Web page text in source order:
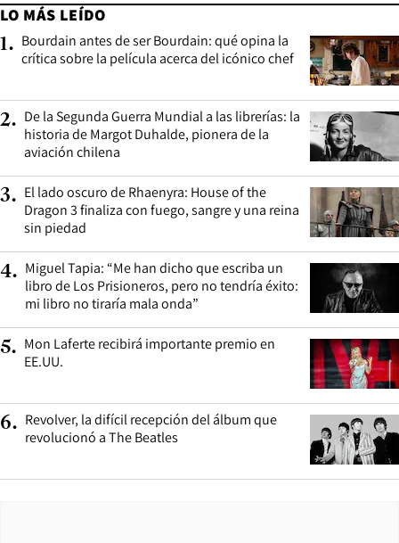
LO MÁS LEÍDO
1. Bourdain antes de ser Bourdain: qué opina la
crítica sobre la película acerca del icónico chef
2. De la Segunda Guerra Mundial a las librerías: la
historia de Margot Duhalde, pionera de la
aviación chilena
3. El lado oscuro de Rhaenyra: House of the
Dragon 3 finaliza con fuego, sangre y una reina
sin piedad
4. Miguel Tapia: “Me han dicho que escriba un
libro de Los Prisioneros, pero no tendría éxito:
mi libro no tiraría mala onda”
5. Mon Laferte recibirá importante premio en
EE.UU.
6. Revolver, la difícil recepción del álbum que
revolucionó a The Beatles